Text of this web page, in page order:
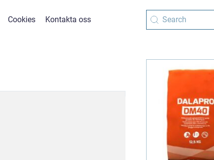
Cookies Kontakta oss